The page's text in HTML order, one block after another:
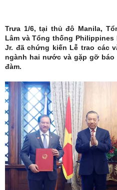
Trưa 1/6, tại thủ đô Manila,
Lâm và Tổng thống Philippines
Jr. đã chứng kiến Lễ trao các
ngành hai nước và gặp gỡ
đàm.